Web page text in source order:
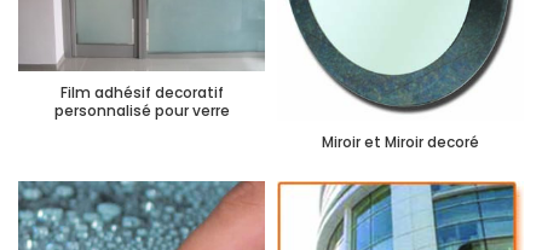
Film adhésif decoratif
personnalisé pour verre
Miroir et Miroir decoré